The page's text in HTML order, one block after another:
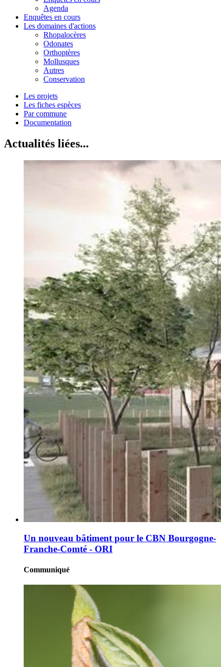
Agenda
Enquêtes en cours
Les domaines d'actions
Rhopalocères
Odonates
Orthoptères
Mollusques
Autres
Conservation
Les projets
Les fiches espèces
Par commune
Documentation
Actualités liées...
Un nouveau bâtiment pour le CBN Bourgogne-
Franche-Comté - ORI
Communiqué